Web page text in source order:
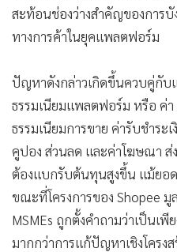
• Motoring
• เกม
• SMEs
• หุ้น
• อินโดจีน
• กองทุนรวม
Celeb Online
Factcheck
ญี่ปุ่น
สะท้อนช่องว่างสำคัญของการ
ทางการค้าในยุคแพลตฟอร์ม
ปัญหาดังกล่าวเกิดขึ้นควบคู่กับ
ธรรมเนียมแพลตฟอร์ม หรือ ค่
ธรรมเนียมการขาย ค่ารับชำระ
คูปอง ส่วนลด และค่าโฆษณา ส่
ต้องแบกรับต้นทุนสูงขึ้น แม้ยอ
ขณะที่โครงการของ Shopee
MSMEs ถูกตั้งคำถามว่าเป็นเพี
มากกว่าการแก้ปัญหาเชิงโครง